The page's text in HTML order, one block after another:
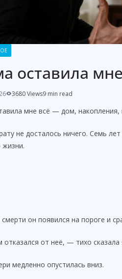
оставила
3680 Views9 min read
мне всё — дом, накопления,
не досталось ничего. Семь
жизни.
он появился на пороге и
от неё, — тихо
медленно опустилась вниз.